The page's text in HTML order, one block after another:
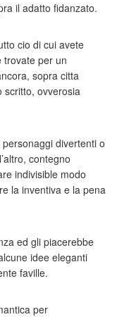
il adatto fidanzato.
cio di cui avete
trovate per un
sopra citta
scritto, ovverosia
divertenti o
contegno
indivisible modo
la inventiva e la pena
ed gli piacerebbe
idee eleganti
faville.
per